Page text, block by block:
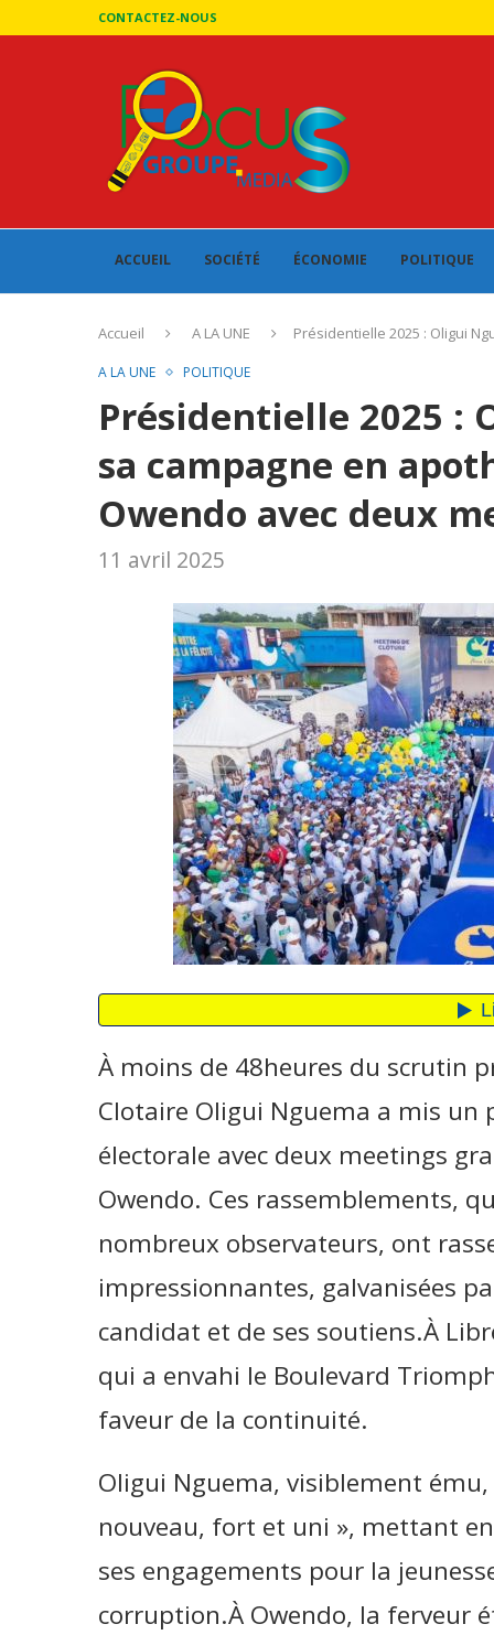
CONTACTEZ-NOUS
ACCUEIL SOCIÉTÉ ÉCONOMIE POLITIQUE
Accueil A LA UNE Présidentielle 2025 : Oligui
A LA UNE POLITIQUE
Présidentielle 2025 :
sa campagne en
Owendo avec deux
11 avril 2025
À moins de 48heures du scrutin
Clotaire Oligui Nguema a mis un
électorale avec deux meetings
Owendo. Ces rassemblements,
nombreux observateurs, ont
impressionnantes, galvanisées
candidat et de ses soutiens.À
qui a envahi le Boulevard
faveur de la continuité.
Oligui Nguema, visiblement
nouveau, fort et uni », mettant
ses engagements pour la
corruption.À Owendo, la ferveur